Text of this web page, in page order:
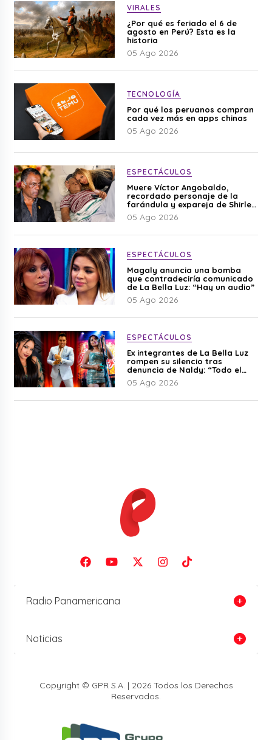
VIRALES
¿Por qué es feriado el 6 de
agosto en Perú? Esta es la
historia
05 Ago 2026
TECNOLOGÍA
Por qué los peruanos compran
cada vez más en apps chinas
05 Ago 2026
ESPECTÁCULOS
Muere Víctor Angobaldo,
recordado personaje de la
farándula y expareja de Shirley
Cherres
05 Ago 2026
ESPECTÁCULOS
Magaly anuncia una bomba
que contradeciría comunicado
de La Bella Luz: “Hay un audio”
05 Ago 2026
ESPECTÁCULOS
Ex integrantes de La Bella Luz
rompen su silencio tras
denuncia de Naldy: “Todo el
mundo lo sabía”
05 Ago 2026
Radio Panamericana
Noticias
Copyright © GPR S.A. | 2026 Todos los Derechos
Reservados.